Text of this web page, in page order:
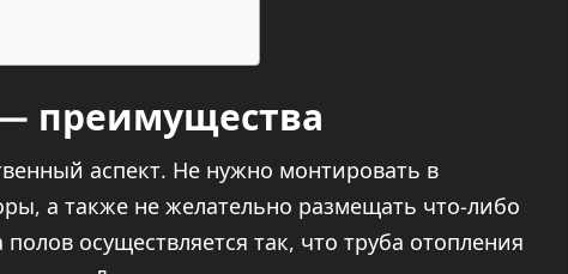
преимущества
аспект. Не нужно монтировать в
а также не желательно размещать что-либо
осуществляется так, что труба отопления